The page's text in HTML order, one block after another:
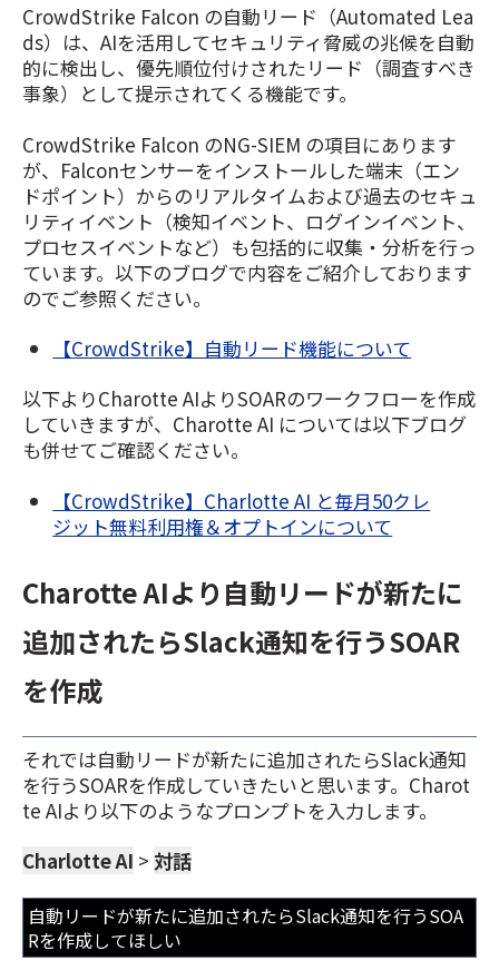
CrowdStrike Falcon の自動リード（Automated Lea
ds）は、AIを活用してセキュリティ脅威の兆候を自動
的に検出し、優先順位付けされたリード（調査すべき
事象）として提示されてくる機能です。
CrowdStrike Falcon のNG-SIEM の項目にあります
が、Falconセンサーをインストールした端末（エン
ドポイント）からのリアルタイムおよび過去のセキュ
リティイベント（検知イベント、ログインイベント、
プロセスイベントなど）も包括的に収集・分析を行っ
ています。以下のブログで内容をご紹介しております
のでご参照ください。
【CrowdStrike】自動リード機能について
以下よりCharotte AIよりSOARのワークフローを作成
していきますが、Charotte AI については以下ブログ
も併せてご確認ください。
【CrowdStrike】Charlotte AI と毎月50クレ
ジット無料利用権＆オプトインについて
Charotte AIより自動リードが新たに
追加されたらSlack通知を行うSOAR
を作成
それでは自動リードが新たに追加されたらSlack通知
を行うSOARを作成していきたいと思います。Charot
te AIより以下のようなプロンプトを入力します。
Charlotte AI > 対話
自動リードが新たに追加されたらSlack通知を行うSOA
Rを作成してほしい